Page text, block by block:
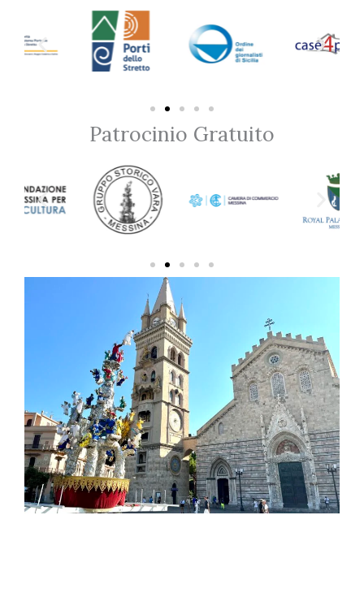
Patrocinio Gratuito